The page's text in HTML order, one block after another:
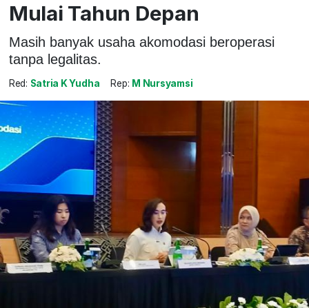
Mulai Tahun Depan
Masih banyak usaha akomodasi beroperasi
tanpa legalitas.
Red: Satria K Yudha Rep: M Nursyamsi